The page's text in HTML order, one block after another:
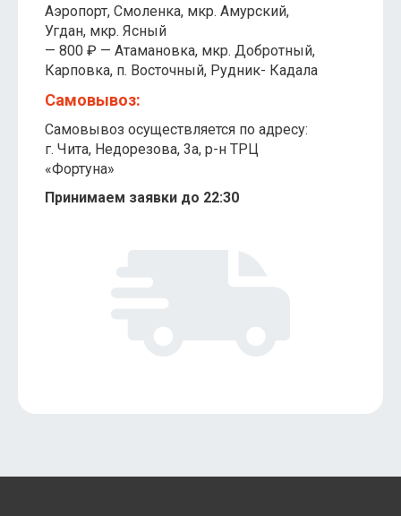
Аэропорт, Смоленка, мкр. Амурский,
Угдан, мкр. Ясный
— 800 ₽ — Атамановка, мкр. Добротный,
Карповка, п. Восточный, Рудник- Кадала
Самовывоз:
Самовывоз осуществляется по адресу:
г. Чита, ​Недорезова, 3а, р-н ТРЦ
«Фортуна»
Принимаем заявки до 22:30